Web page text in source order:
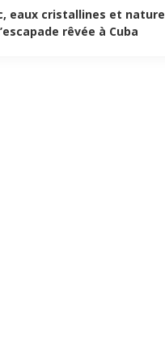
eaux cristallines et nature
rêvée à Cuba